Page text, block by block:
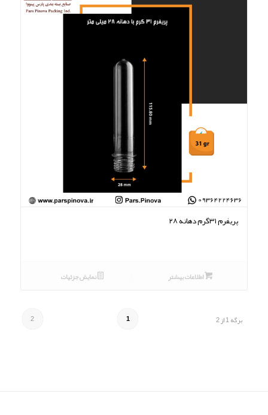
پریفرم ۳۱گرم دهانه ۲۸
اطلاعات بیشتر نمایش جزئیات
برگه 1 از 2 1
2